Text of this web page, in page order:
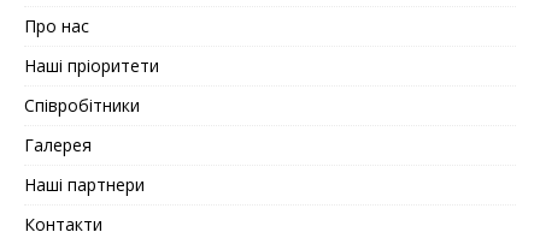
Про нас
Наші пріоритети
Співробітники
Галерея
Наші партнери
Контакти